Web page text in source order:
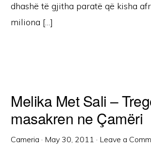
dhashë të gjitha paratë që kisha
miliona […]
Melika Met Sali –
masakren ne Çamëri
Cameria · May 30, 2011 · Leave a